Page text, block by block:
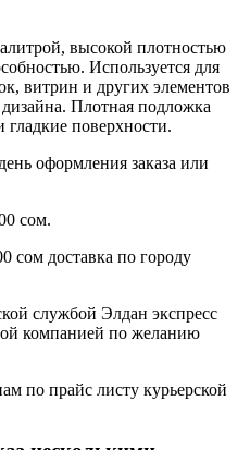
высокой плотностью
Используется для
витрин и других элементов
Плотная подложка
поверхности.
оформления заказа или
сом.
сом доставка по городу
службой Элдан экспресс
компанией по желанию
по прайс листу курьерской